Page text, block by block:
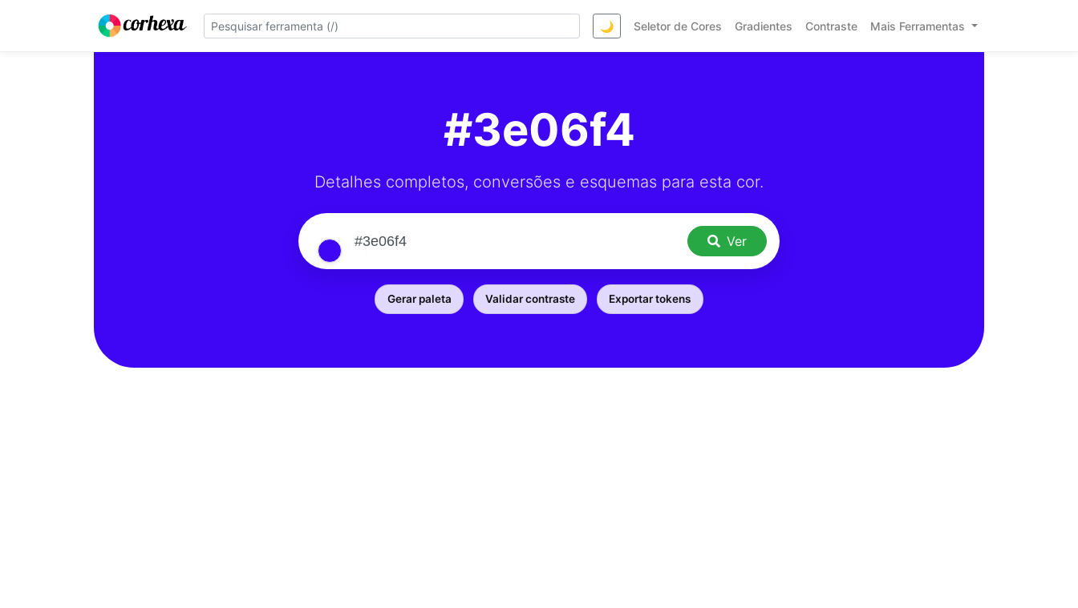
🌙 Seletor de Cores Gradientes Contraste Mais Ferramentas
#3e06f4
Detalhes completos, conversões e esquemas para esta cor.
Ver
Gerar paleta Validar contraste Exportar tokens